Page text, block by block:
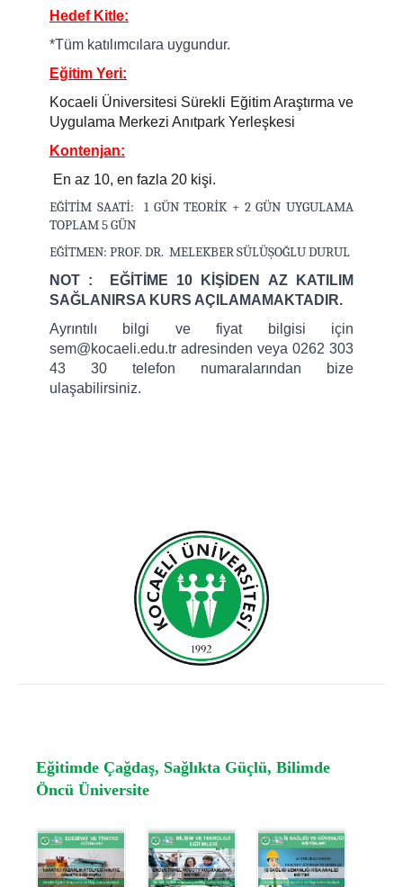
Hedef Kitle:
*Tüm katılımcılara uygundur.
Eğitim Yeri:
Kocaeli Üniversitesi Sürekli Eğitim Araştırma ve
Uygulama Merkezi Anıtpark Yerleşkesi
Kontenjan:
En az 10, en fazla 20 kişi.
EĞİTİM SAATİ: 1 GÜN TEORİK + 2 GÜN UYGULAMA
TOPLAM 5 GÜN
EĞİTMEN: PROF. DR. MELEKBER SÜLÜŞOĞLU DURUL
NOT : EĞİTİME 10 KİŞİDEN AZ KATILIM
SAĞLANIRSA KURS AÇILAMAMAKTADIR.
Ayrıntılı bilgi ve fiyat bilgisi için
sem@kocaeli.edu.tr adresinden veya 0262 303
43 30 telefon numaralarından bize
ulaşabilirsiniz.
Eğitimde Çağdaş, Sağlıkta Güçlü, Bilimde
Öncü Üniversite